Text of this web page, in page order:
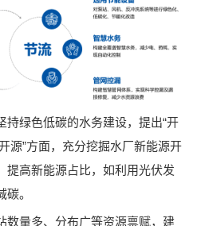
持绿色低碳的水务建设，提出“开
源”方面，充分挖掘水厂新能源开
提高新能源占比，如利用光伏发
。
数量多、分布广等资源禀赋，建